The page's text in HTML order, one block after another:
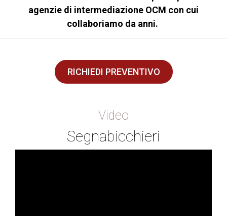
agenzie di intermediazione OCM con cui
collaboriamo da anni.
RICHIEDI PREVENTIVO
Video
Segnabicchieri